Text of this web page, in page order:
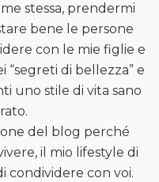
stessa, prendermi
bene le persone
con le mie figlie e
“segreti di bellezza” e
uno stile di vita sano
del blog perché
il mio lifestyle di
condividere con voi.